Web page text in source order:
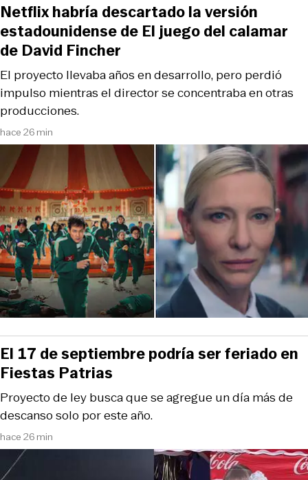
hace 26 min
El proyecto llevaba años en desarrollo, pero perdió
impulso mientras el director se concentraba en otras
producciones.
Netflix habría descartado la versión
estadounidense de El juego del calamar
de David Fincher
hace 26 min
Proyecto de ley busca que se agregue un día más de
descanso solo por este año.
El 17 de septiembre podría ser feriado en
Fiestas Patrias